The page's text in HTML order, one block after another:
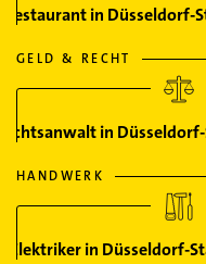
Restaurant in Düsseldorf-
GELD & RECHT
in
HANDWERK
Elektriker in Düsseldorf-